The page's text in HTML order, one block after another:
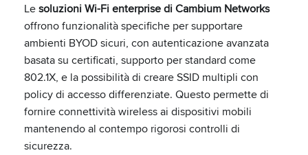
Lesoluzioni Wi-Fi enterprise di Cambium Networks
offrono funzionalità specifiche per supportare
ambienti BYOD sicuri, con autenticazione avanzata
basata su certificati, supporto per standard come
802.1X, e la possibilità di creare SSID multipli con
policy di accesso differenziate. Questo permette di
fornire connettività wireless ai dispositivi mobili
mantenendo al contempo rigorosi controlli di
sicurezza.